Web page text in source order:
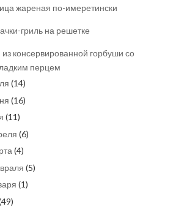
жареная по-имеретински
гриль на решетке
консервированной горбуши со
перцем
(14)
(16)
(11)
(6)
(4)
(5)
(1)